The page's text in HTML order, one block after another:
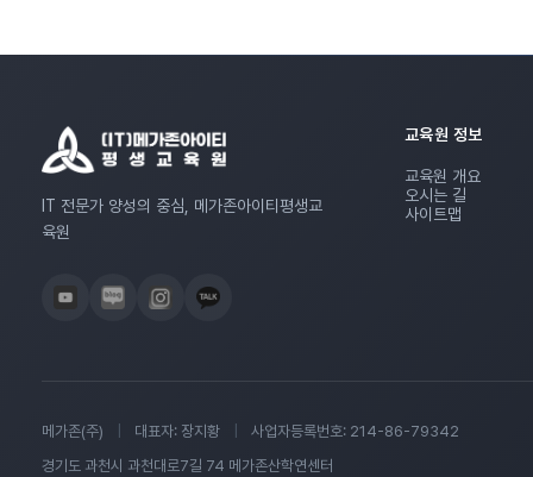
IT 전문가 양성의 중심, 메가존아이티평생교
육원
교육원 정보
교육원 개요
오시는 길
사이트맵
메가존(주) 대표자: 장지황
사업자등록번호: 214-86-79342
경기도 과천시 과천대로7길 74 메가존산학연센터